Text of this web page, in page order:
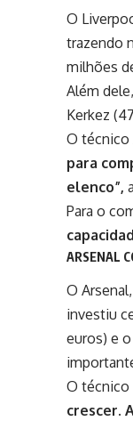
O
trazendo
milhões
Além
Kerkez
O técnico
para
elenco”,
Para o
ARSENAL
O
investiu
euros) e
O
crescer.